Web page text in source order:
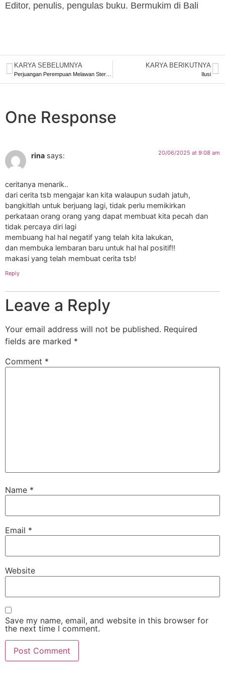
Editor, penulis, pengulas buku. Bermukim di Bali
KARYA SEBELUMNYA
Perjuangan Perempuan Melawan Stereotip Gender
KARYA BERIKUTNYA
Ilusi
One Response
rina says: 20/06/2025 at 9:08 am
ceritanya menarik..
dari cerita tsb mengajar kan kita walaupun sudah jatuh,
bangkitlah untuk berjuang lagi, tidak perlu memikirkan
perkataan orang orang yang dapat membuat kita pecah dan
tidak percaya diri lagi
membuang hal hal negatif yang telah kita lakukan,
dan membuka lembaran baru untuk hal hal positif!!
makasi yang telah membuat cerita tsb!
Reply
Leave a Reply
Your email address will not be published. Required
fields are marked *
Comment *
Name *
Email *
Website
Save my name, email, and website in this browser for
the next time I comment.